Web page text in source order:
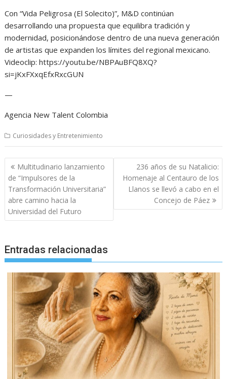
Con “Vida Peligrosa (El Solecito)”, M&D continúan
desarrollando una propuesta que equilibra tradición y
modernidad, posicionándose dentro de una nueva generación
de artistas que expanden los límites del regional mexicano.
Videoclip: https://youtu.be/NBPAuBFQ8XQ?
si=jKxFXxqEfxRxcGUN
—
Agencia New Talent Colombia
Curiosidades y Entretenimiento
Navegación
de
entradas
Multitudinario lanzamiento
de “Impulsores de la
Transformación Universitaria”
abre camino hacia la
Universidad del Futuro
236 años de su Natalicio:
Homenaje al Centauro de los
Llanos se llevó a cabo en el
Concejo de Páez
Entradas relacionadas